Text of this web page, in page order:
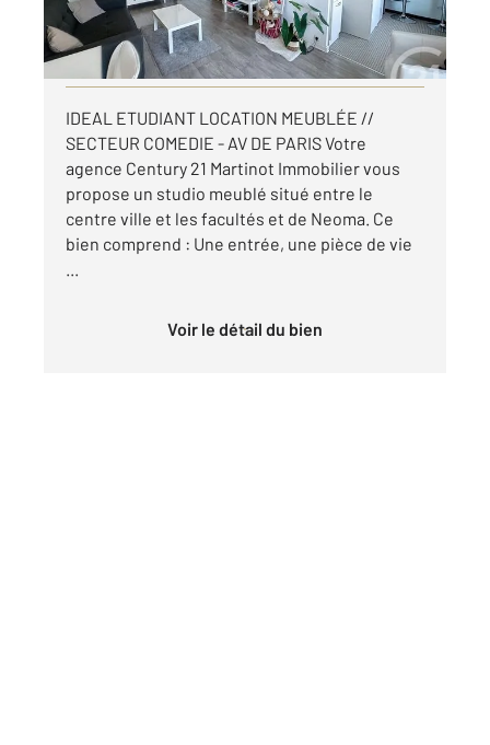
par mois charges comprises
Visiter le site dédié
IDEAL ETUDIANT LOCATION MEUBLÉE //
SECTEUR COMEDIE - AV DE PARIS Votre
agence Century 21 Martinot Immobilier vous
propose un studio meublé situé entre le
centre ville et les facultés et de Neoma. Ce
bien comprend : Une entrée, une pièce de vie
Voir le détail du bien